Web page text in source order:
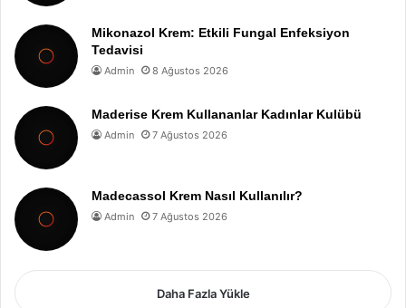
Mikonazol Krem: Etkili Fungal Enfeksiyon
Tedavisi
Admin 8 Ağustos 2026
Maderise Krem Kullananlar Kadınlar Kulübü
Admin 7 Ağustos 2026
Madecassol Krem Nasıl Kullanılır?
Admin 7 Ağustos 2026
Daha Fazla Yükle